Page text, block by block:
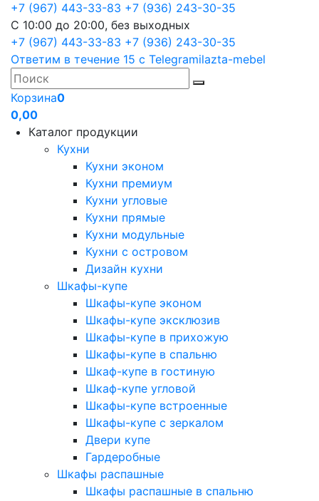
+7 (967) 443-33-83 +7 (936) 243-30-35
С 10:00 до 20:00, без выходных
+7 (967) 443-33-83 +7 (936) 243-30-35
Ответим в течение 15 с Telegramilazta-mebel
Корзина0
0,00
Каталог продукции
Кухни
Кухни эконом
Кухни премиум
Кухни угловые
Кухни прямые
Кухни модульные
Кухни с островом
Дизайн кухни
Шкафы-купе
Шкафы-купе эконом
Шкафы-купе эксклюзив
Шкафы-купе в прихожую
Шкафы-купе в спальню
Шкаф-купе в гостиную
Шкаф-купе угловой
Шкафы-купе встроенные
Шкафы-купе с зеркалом
Двери купе
Гардеробные
Шкафы распашные
Шкафы распашные в спальню